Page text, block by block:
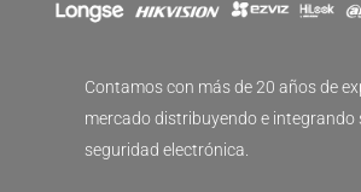
Contamos con más de 20 años de
mercado distribuyendo e integrando
seguridad electrónica.